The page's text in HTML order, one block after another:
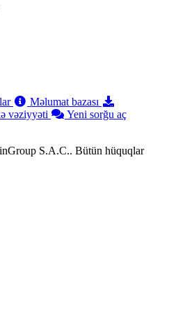
Məlumat bazası
vəziyyəti Yeni sorğu aç
S.A.C.. Bütün hüquqlar